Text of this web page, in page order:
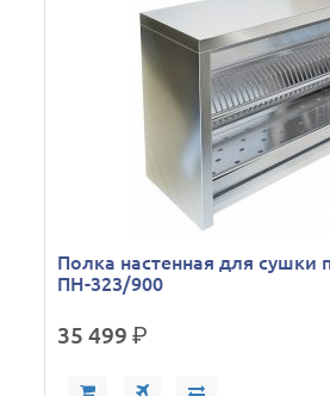
Полка настенная для сушки
ПН-323/900
35 499р.